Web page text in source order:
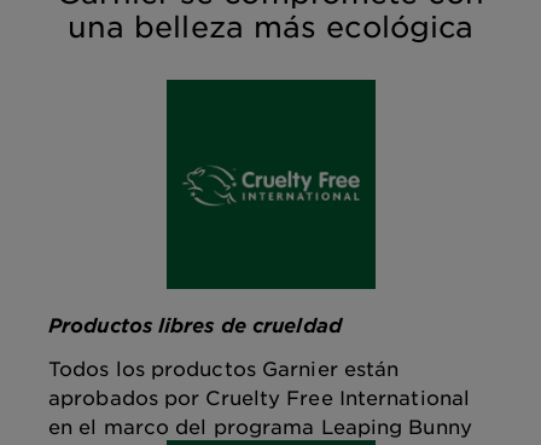
una belleza más ecológica
Productos libres de crueldad
Todos los productos Garnier están
aprobados por Cruelty Free International
en el marco del programa Leaping Bunny